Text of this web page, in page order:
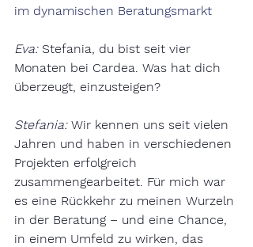
im dynamischen Beratungsmarkt
Eva: Stefania, du bist seit vier
Monaten bei Cardea. Was hat dich
überzeugt, einzusteigen?
Stefania: Wir kennen uns seit vielen
Jahren und haben in verschiedenen
Projekten erfolgreich
zusammengearbeitet. Für mich war
es eine Rückkehr zu meinen Wurzeln
in der Beratung – und eine Chance,
in einem Umfeld zu wirken, das